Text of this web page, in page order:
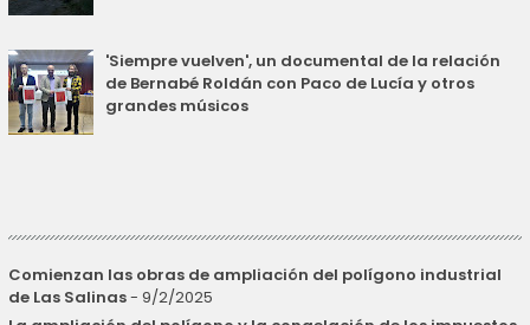
'Siempre vuelven', un documental de la relación
de Bernabé Roldán con Paco de Lucía y otros
grandes músicos
Comienzan las obras de ampliación del polígono industrial
de Las Salinas- 9/2/2025